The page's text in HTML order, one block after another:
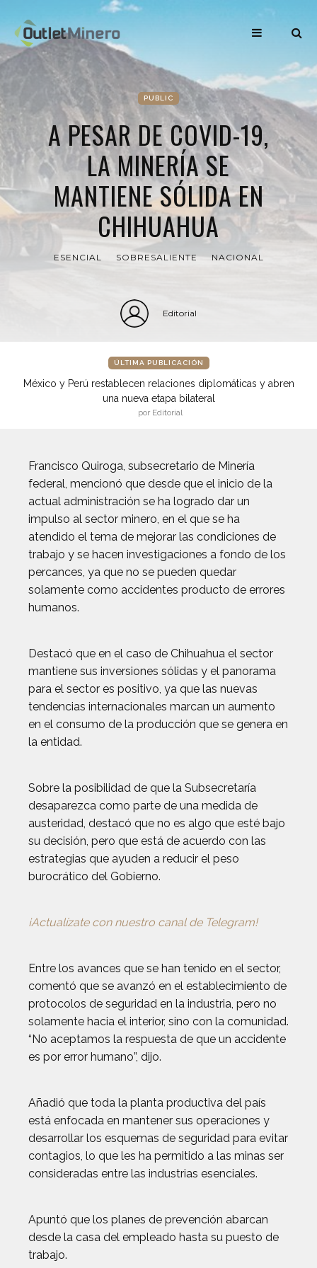
PUBLIC
A PESAR DE COVID-19,
LA MINERÍA SE
MANTIENE SÓLIDA EN
CHIHUAHUA
ESENCIAL SOBRESALIENTE NACIONAL
Editorial
ÚLTIMA PUBLICACIÓN
México y Perú restablecen relaciones diplomáticas y abren
una nueva etapa bilateral
por Editorial
Francisco Quiroga, subsecretario de Minería
federal, mencionó que desde que el inicio de la
actual administración se ha logrado dar un
impulso al sector minero, en el que se ha
atendido el tema de mejorar las condiciones de
trabajo y se hacen investigaciones a fondo de los
percances, ya que no se pueden quedar
solamente como accidentes producto de errores
humanos.
Destacó que en el caso de Chihuahua el sector
mantiene sus inversiones sólidas y el panorama
para el sector es positivo, ya que las nuevas
tendencias internacionales marcan un aumento
en el consumo de la producción que se genera en
la entidad.
Sobre la posibilidad de que la Subsecretaría
desaparezca como parte de una medida de
austeridad, destacó que no es algo que esté bajo
su decisión, pero que está de acuerdo con las
estrategias que ayuden a reducir el peso
burocrático del Gobierno.
¡Actualízate con nuestro canal de Telegram!
Entre los avances que se han tenido en el sector,
comentó que se avanzó en el establecimiento de
protocolos de seguridad en la industria, pero no
solamente hacia el interior, sino con la comunidad.
“No aceptamos la respuesta de que un accidente
es por error humano”, dijo.
Añadió que toda la planta productiva del país
está enfocada en mantener sus operaciones y
desarrollar los esquemas de seguridad para evitar
contagios, lo que les ha permitido a las minas ser
consideradas entre las industrias esenciales.
Apuntó que los planes de prevención abarcan
desde la casa del empleado hasta su puesto de
trabajo.